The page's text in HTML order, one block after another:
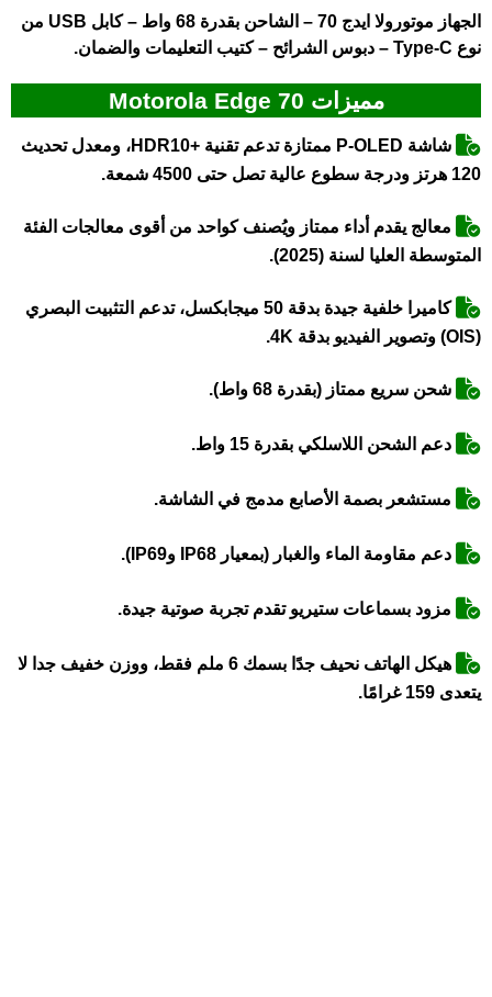
الجهاز موتورولا ايدج 70
– الشاحن بقدرة 68 واط – كابل USB من
نوع Type-C – دبوس الشرائح – كتيب التعليمات والضمان.
مميزات Motorola Edge 70
شاشة P-OLED ممتازة تدعم تقنية +HDR10، ومعدل تحديث
120 هرتز ودرجة سطوع عالية تصل حتى 4500 شمعة.
معالج يقدم أداء ممتاز ويُصنف كواحد من أقوى معالجات الفئة
المتوسطة العليا لسنة (2025).
كاميرا خلفية جيدة بدقة 50 ميجابكسل، تدعم التثبيت البصري
(OIS) وتصوير الفيديو بدقة 4K.
شحن سريع ممتاز (بقدرة 68 واط).
دعم الشحن اللاسلكي بقدرة 15 واط.
مستشعر بصمة الأصابع مدمج في الشاشة.
دعم مقاومة الماء والغبار (بمعيار IP68 وIP69).
مزود بسماعات ستيريو تقدم تجربة صوتية جيدة.
هيكل الهاتف نحيف جدًا بسمك 6 ملم فقط، ووزن خفيف جدا لا
يتعدى 159 غرامًا.